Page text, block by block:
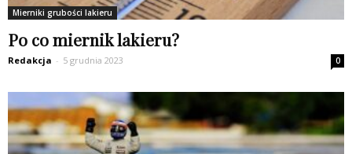
Mierniki grubości lakieru
Po co miernik lakieru?
Redakcja - 5 grudnia 2023 0